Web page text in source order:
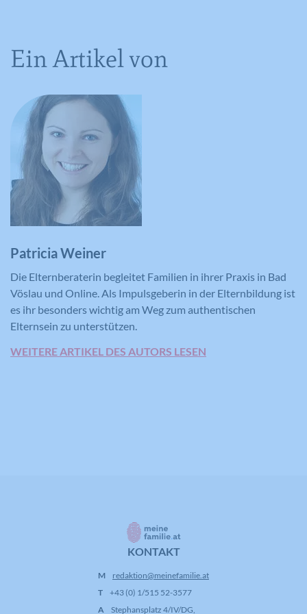
Ein Artikel von
Patricia Weiner
Die Elternberaterin begleitet Familien in ihrer Praxis in Bad
Vöslau und Online. Als Impulsgeberin in der Elternbildung ist
es ihr besonders wichtig am Weg zum authentischen
Elternsein zu unterstützen.
WEITERE ARTIKEL DES AUTORS LESEN
KONTAKT
M
redaktion@meinefamilie.at
T
+43 (0) 1/515 52-3577
A
Stephansplatz 4/IV/DG,